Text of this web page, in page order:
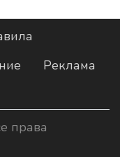
Реклама
права